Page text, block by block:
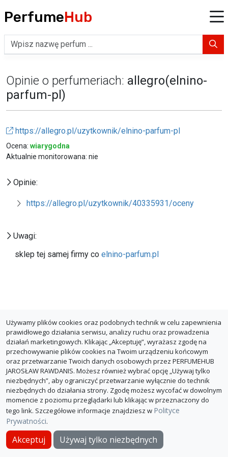
PerfumeHub
Opinie o perfumeriach: allegro(elnino-
parfum-pl)
https://allegro.pl/uzytkownik/elnino-parfum-pl
Ocena: wiarygodna
Aktualnie monitorowana: nie
Opinie:
https://allegro.pl/uzytkownik/40335931/oceny
Uwagi:
sklep tej samej firmy co elnino-parfum.pl
O PerfumeHub Polityka Prywatności Dla sklepów
© PerfumeHub 2026
Używamy plików cookies oraz podobnych technik w celu zapewnienia
prawidłowego działania serwisu, analizy ruchu oraz prowadzenia
działań marketingowych. Klikając „Akceptuję”, wyrażasz zgodę na
przechowywanie plików cookies na Twoim urządzeniu końcowym
oraz przetwarzanie Twoich danych osobowych przez PERFUMEHUB
JAROSŁAW RAWDANIS. Możesz również wybrać opcję „Używaj tylko
niezbędnych”, aby ograniczyć przetwarzanie wyłącznie do technik
niezbędnych do działania strony. Zgodę możesz wycofać w dowolnym
momencie z poziomu przeglądarki lub klikając w przeznaczony do
tego link. Szczegółowe informacje znajdziesz w Polityce
Prywatności.
Akceptuj Używaj tylko niezbędnych